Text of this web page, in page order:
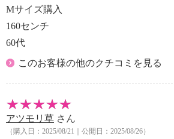
Mサイズ購入
160センチ
60代
このお客様の他のクチコミを見る
アツモリ草 さん
（購入日：2025/08/21｜公開日：2025/08/26）